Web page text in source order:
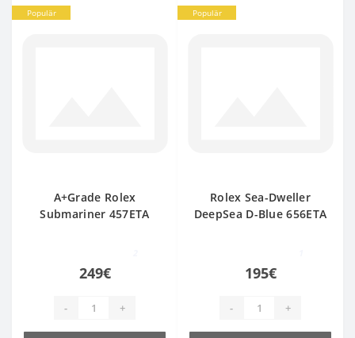
Populär
A+Grade Rolex
Submariner 457ETA
249€
- +
Populär
Rolex Sea-Dweller
DeepSea D-Blue 656ETA
195€
- +